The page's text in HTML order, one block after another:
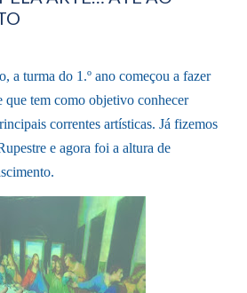
a turma do 1.º ano começou a fazer
que tem como objetivo conhecer
correntes artísticas. Já fizemos
e agora foi a altura de